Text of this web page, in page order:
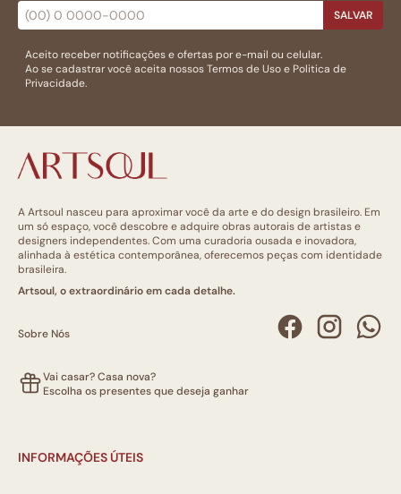
SALVAR
Aceito receber notificações e ofertas por e-mail ou celular.
Ao se cadastrar você aceita nossosTermos de Usoe Politica de
Privacidade.
A Artsoul nasceu para aproximar você da arte e do design brasileiro. Em
um só espaço, você descobre e adquire obras autorais de artistas e
designers independentes. Com uma curadoria ousada e inovadora,
alinhada à estética contemporânea, oferecemos peças com identidade
brasileira.
Artsoul, o extraordinário em cada detalhe.
Sobre Nós
Vai casar? Casa nova?
Escolha os presentes que deseja ganhar
INFORMAÇÕES ÚTEIS